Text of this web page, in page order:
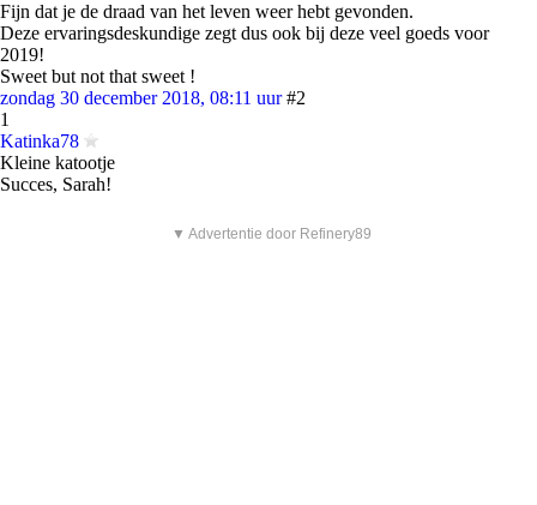
Fijn dat je de draad van het leven weer hebt gevonden.
Deze ervaringsdeskundige zegt dus ook bij deze veel goeds voor
2019!
Sweet but not that sweet !
zondag 30 december 2018, 08:11 uur #2
1
Katinka78
Kleine katootje
Succes, Sarah!
▼ Advertentie door Refinery89